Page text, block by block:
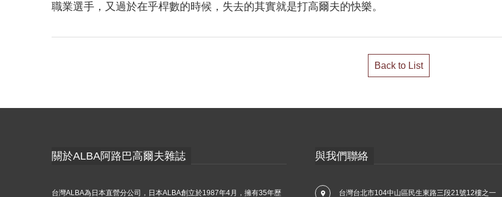
職業選手，又過於在乎桿數的時候，失去的其實就是打高爾夫的快樂。
Back to List
關於ALBA阿路巴高爾夫雜誌
台灣ALBA為日本直營分公司，日本ALBA創立於1987年4月，擁有35年歷
與我們聯絡
台灣台北市104中山區民生東路三段21號12樓之一